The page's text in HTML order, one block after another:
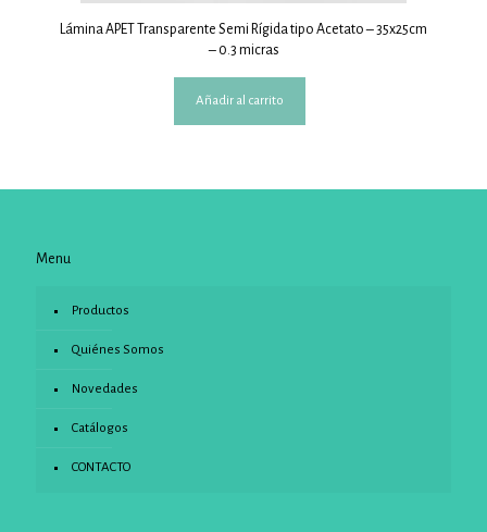
Lámina APET Transparente Semi Rígida tipo Acetato – 35x25cm
– 0.3 micras
Añadir al carrito
Menu
Productos
Quiénes Somos
Novedades
Catálogos
CONTACTO